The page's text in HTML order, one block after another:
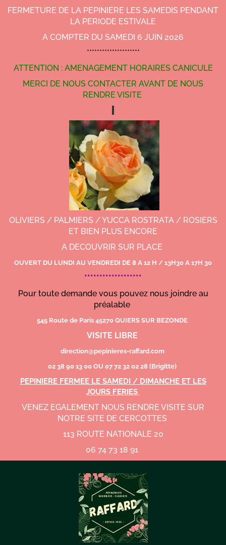
FERMETURE DE LA PEPINIERE LES SAMEDIS PENDANT
LA PERIODE ESTIVALE
A COMPTER DU SAMEDI 6 JUIN 2026
*********************
ATTENTION : AMENAGEMENT HORAIRES CANICULE
MERCI DE NOUS CONTACTER AVANT DE NOUS
RENDRE VISITE
OLIVIERS / PALMIERS / YUCCA ROSTRATA / ROSIERS
ET BIEN PLUS ENCORE
A DECOUVRIR SUR PLACE
OUVERT DU LUNDI AU VENDREDI DE 8 A 12 H / 13H30 A 17H 30
*******************
Pour toute demande vous pouvez nous joindre au
préalable
545 Route de Paris 45270 QUIERS SUR BEZONDE
VISITE LIBRE
direction@pepinieres-raffard.com
02 38 90 13 00 OU 07 72 32 02 28 (Brigitte)
PEPINIERE FERMEE LE SAMEDI / DIMANCHE ET LES
JOURS FERIES
VENEZ EGALEMENT NOUS RENDRE VISITE SUR
NOTRE SITE DE CERCOTTES
113 ROUTE NATIONALE 20
06 74 73 18 91